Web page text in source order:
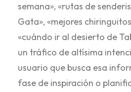
semana», «rutas de
Gata», «mejores
«cuándo ir al desierto de
un tráfico de altísima
usuario que busca esa
fase de inspiración o